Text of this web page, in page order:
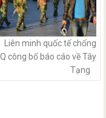
Liên minh quốc tế chống
công bố báo cáo về Tây
Tạng